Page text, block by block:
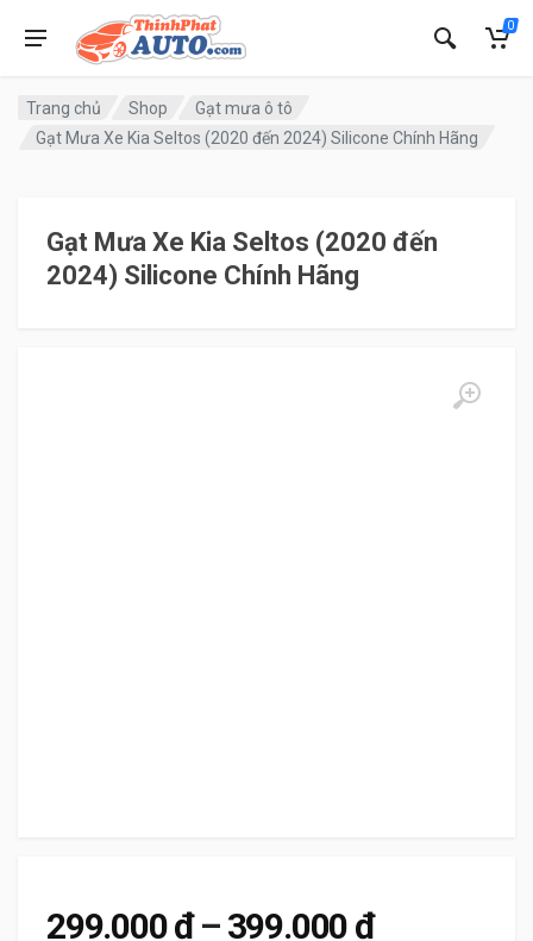
0
Trang chủ Shop
Gạt mưa ô tô
Gạt Mưa Xe Kia Seltos (2020 đến 2024) Silicone Chính Hãng
Gạt Mưa Xe Kia Seltos (2020 đến
2024) Silicone Chính Hãng
299.000₫ – 399.000 ₫Khoảng